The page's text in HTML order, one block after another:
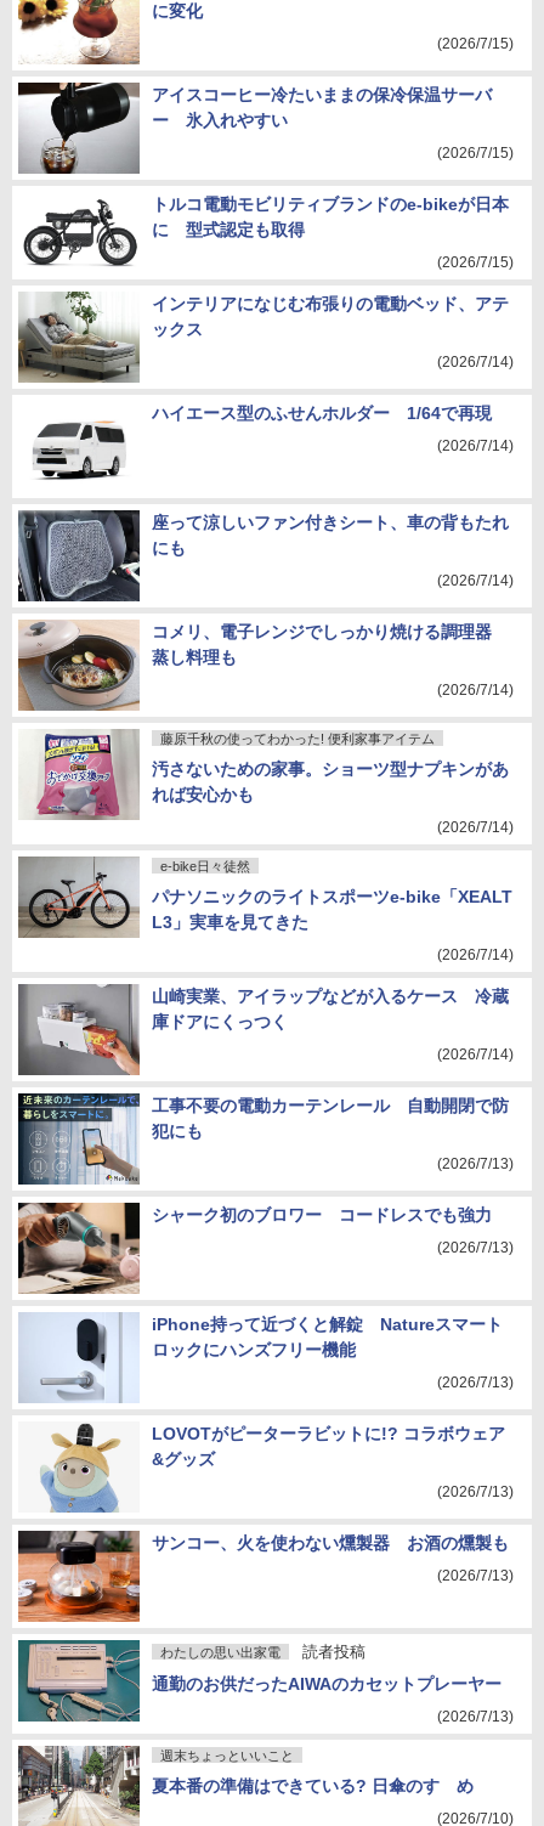
に変化
(2026/7/15)
アイスコーヒー冷たいままの保冷保温サーバ
ー 氷入れやすい
(2026/7/15)
トルコ電動モビリティブランドのe-bikeが日本
に 型式認定も取得
(2026/7/15)
インテリアになじむ布張りの電動ベッド、アテ
ックス
(2026/7/14)
ハイエース型のふせんホルダー 1/64で再現
(2026/7/14)
座って涼しいファン付きシート、車の背もたれ
にも
(2026/7/14)
コメリ、電子レンジでしっかり焼ける調理器
蒸し料理も
(2026/7/14)
藤原千秋の使ってわかった! 便利家事アイテム
汚さないための家事。ショーツ型ナプキンがあ
れば安心かも
(2026/7/14)
e-bike日々徒然
パナソニックのライトスポーツe-bike「XEALT
L3」実車を見てきた
(2026/7/14)
山崎実業、アイラップなどが入るケース 冷蔵
庫ドアにくっつく
(2026/7/14)
工事不要の電動カーテンレール 自動開閉で防
犯にも
(2026/7/13)
シャーク初のブロワー コードレスでも強力
(2026/7/13)
iPhone持って近づくと解錠 Natureスマート
ロックにハンズフリー機能
(2026/7/13)
LOVOTがピーターラビットに!? コラボウェア
&グッズ
(2026/7/13)
サンコー、火を使わない燻製器 お酒の燻製も
(2026/7/13)
わたしの思い出家電 読者投稿
通勤のお供だったAIWAのカセットプレーヤー
(2026/7/13)
週末ちょっといいこと
夏本番の準備はできている? 日傘のすゝめ
(2026/7/10)